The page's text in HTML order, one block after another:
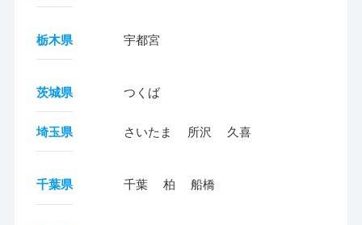
栃木県 宇都宮
茨城県 つくば
埼玉県 さいたま 所沢 久喜
千葉県 千葉 柏 船橋